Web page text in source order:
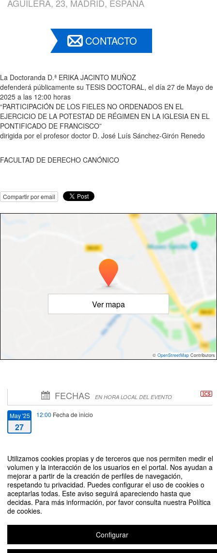
Utilizamos cookies propias y de terceros que nos permiten medir el
volumen y la interacción de los usuarios en el portal. Nos ayudan a
mejorar a partir de la creación de perfiles de navegación,
respetando tu privacidad. Puedes configurar el uso de cookies o
aceptarlas todas. Este aviso seguirá apareciendo hasta que
decidas. Para más información, por favor consulta nuestra Política
de cookies.
Configurar
AGUILERA, 23, MADRID, ESPAÑA
CONTACTO
La Doctoranda D.ª ERIKA JACINTO MUÑOZ
defenderá públicamente su TESIS DOCTORAL, el día 27 de Mayo de
2025 a las 12:00 horas
“PARTICIPACIÓN DE LOS FIELES NO ORDENADOS EN EL
EJERCICIO DE LA POTESTAD DE RÉGIMEN EN LA IGLESIA EN EL
PONTIFICADO DE FRANCISCO”
dirigida por el profesor doctor D. José Luís Sánchez-Girón Renedo
FACULTAD DE DERECHO CANÓNICO
Compartir por email
Ver mapa
© OpenStreetMap Contributors
FECHAS EN HORA LOCAL DEL EVENTO
May '25
27
12:00 Fecha de inicio
27
Defensa de la tesis "Participación de los fieles no ordenados en el ejercicio
de la potestad de régimen en la iglesia en el pontificado de Francisco" de